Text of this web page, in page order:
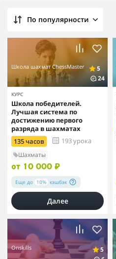
По популярности
Школа шахмат ChessMaster
5
24
КУРС
Школа победителей.
Лучшая система по
достижению первого
разряда в шахматах
135 часов
193 урока
Шахматы
от 10 000 ₽
Еще до 10% кэшбэк
Далее
Onskills
5